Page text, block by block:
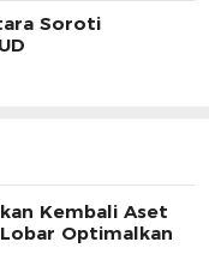
Soroti
Kembali Aset
Optimalkan